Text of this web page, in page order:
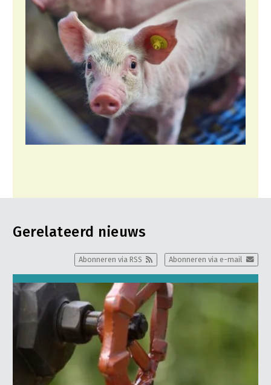
Gerelateerd nieuws
Abonneren via e-mail
Abonneren via RSS